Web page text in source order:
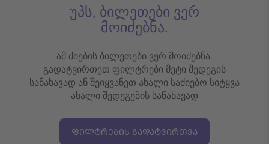
უპს, ბილეთები ვერ
მოიძებნა.
ამ ძიების ბილეთები ვერ მოიძებნა.
გადატვირთეთ ფილტრები მეტი შედეგის
სანახავად ან შეიყვანეთ ახალი საძიებო სიტყვა
ახალი შედეგების სანახავად
ᲤᲘᲚᲢᲠᲔᲑᲘᲡ ᲒᲐᲓᲐᲢᲕᲘᲠᲗᲕᲐ